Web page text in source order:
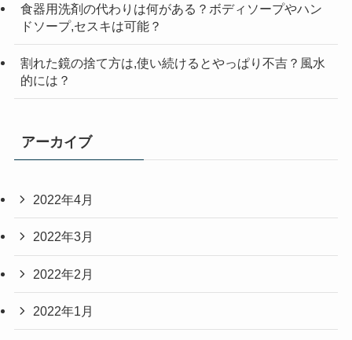
食器用洗剤の代わりは何がある？ボディソープやハン
ドソープ,セスキは可能？
割れた鏡の捨て方は,使い続けるとやっぱり不吉？風水
的には？
アーカイブ
2022年4月
2022年3月
2022年2月
2022年1月